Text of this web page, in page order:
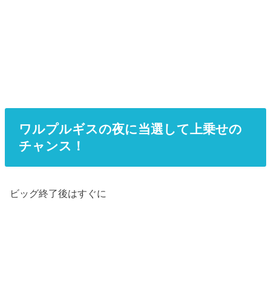
ワルプルギスの夜に当選して上乗せの
チャンス！
ビッグ終了後はすぐに